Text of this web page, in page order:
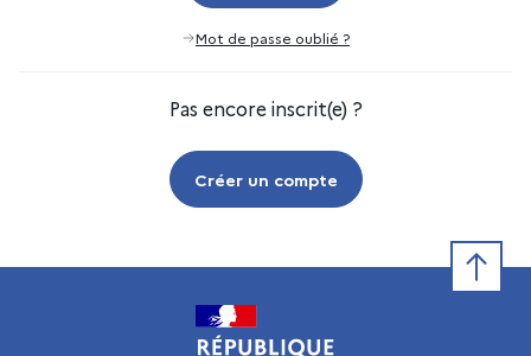
Mot de passe oublié ?
Pas encore inscrit(e) ?
Créer un compte